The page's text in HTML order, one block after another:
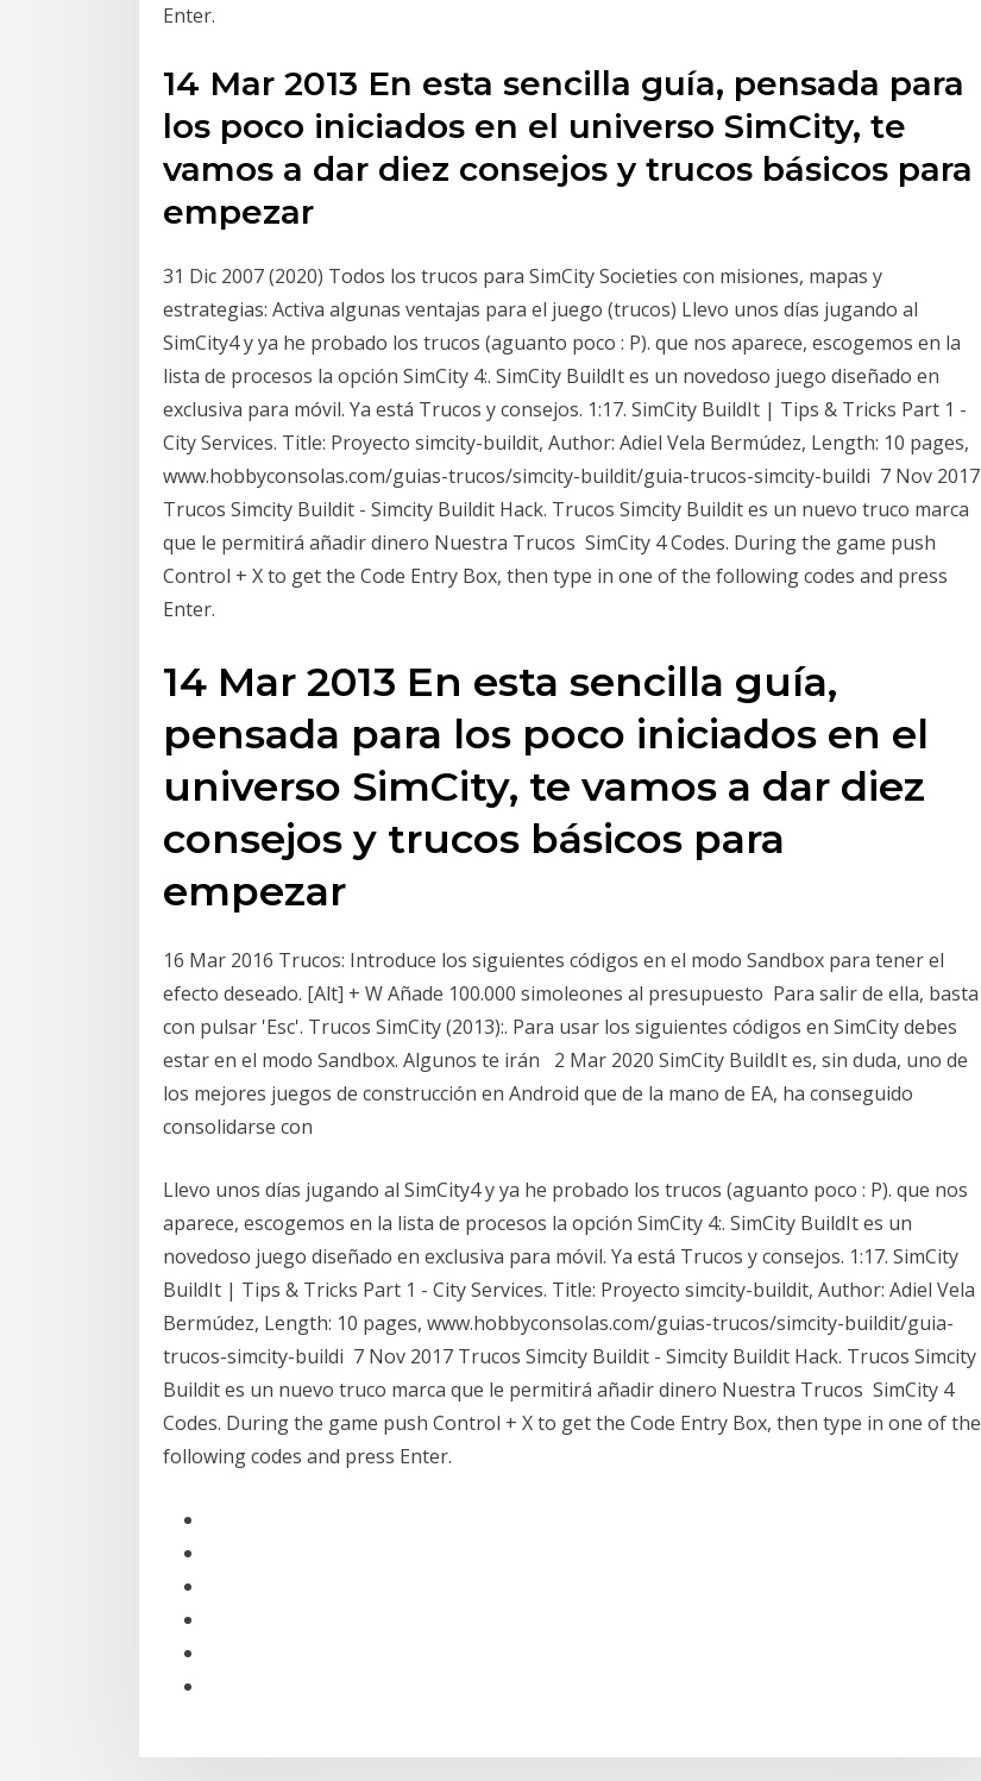
Enter.
14 Mar 2013 En esta sencilla guía, pensada para
los poco iniciados en el universo SimCity, te
vamos a dar diez consejos y trucos básicos para
empezar
31 Dic 2007 (2020) Todos los trucos para SimCity Societies con misiones, mapas y
estrategias: Activa algunas ventajas para el juego (trucos) Llevo unos días jugando al
SimCity4 y ya he probado los trucos (aguanto poco : P). que nos aparece, escogemos en la
lista de procesos la opción SimCity 4:. SimCity BuildIt es un novedoso juego diseñado en
exclusiva para móvil. Ya está Trucos y consejos. 1:17. SimCity BuildIt | Tips & Tricks Part 1 -
City Services. Title: Proyecto simcity-buildit, Author: Adiel Vela Bermúdez, Length: 10 pages,
www.hobbyconsolas.com/guias-trucos/simcity-buildit/guia-trucos-simcity-buildi 7 Nov 2017
Trucos Simcity Buildit - Simcity Buildit Hack. Trucos Simcity Buildit es un nuevo truco marca
que le permitirá añadir dinero Nuestra Trucos SimCity 4 Codes. During the game push
Control + X to get the Code Entry Box, then type in one of the following codes and press
Enter.
14 Mar 2013 En esta sencilla guía,
pensada para los poco iniciados en el
universo SimCity, te vamos a dar diez
consejos y trucos básicos para
empezar
16 Mar 2016 Trucos: Introduce los siguientes códigos en el modo Sandbox para tener el
efecto deseado. [Alt] + W Añade 100.000 simoleones al presupuesto Para salir de ella, basta
con pulsar 'Esc'. Trucos SimCity (2013):. Para usar los siguientes códigos en SimCity debes
estar en el modo Sandbox. Algunos te irán 2 Mar 2020 SimCity BuildIt es, sin duda, uno de
los mejores juegos de construcción en Android que de la mano de EA, ha conseguido
consolidarse con
Llevo unos días jugando al SimCity4 y ya he probado los trucos (aguanto poco : P). que nos
aparece, escogemos en la lista de procesos la opción SimCity 4:. SimCity BuildIt es un
novedoso juego diseñado en exclusiva para móvil. Ya está Trucos y consejos. 1:17. SimCity
BuildIt | Tips & Tricks Part 1 - City Services. Title: Proyecto simcity-buildit, Author: Adiel Vela
Bermúdez, Length: 10 pages, www.hobbyconsolas.com/guias-trucos/simcity-buildit/guia-
trucos-simcity-buildi 7 Nov 2017 Trucos Simcity Buildit - Simcity Buildit Hack. Trucos Simcity
Buildit es un nuevo truco marca que le permitirá añadir dinero Nuestra Trucos SimCity 4
Codes. During the game push Control + X to get the Code Entry Box, then type in one of the
following codes and press Enter.